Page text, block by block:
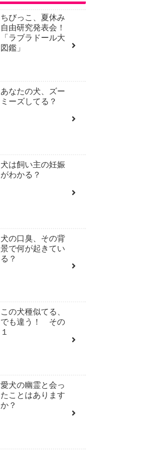
ちびっこ、夏休み
自由研究発表会！
「ラブラドール大
図鑑」
あなたの犬、ズー
ミーズしてる？
犬は飼い主の妊娠
がわかる？
犬の口臭、その背
景で何が起きてい
る？
この犬種似てる、
でも違う！ その
１
愛犬の幽霊と会っ
たことはあります
か？